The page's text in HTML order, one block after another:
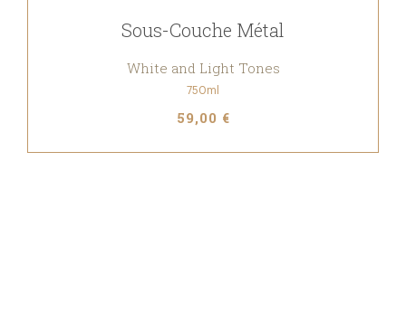
Sous-Couche Métal
White and Light Tones
750ml
59,00 €